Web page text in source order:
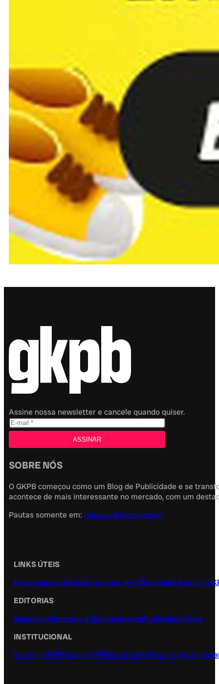
Assine nossa newsletter e cancele quando quiser.
SOBRE NÓS
O GKPB começou como um Blog de Publicidade e se
acontece de mais interessante no mercado, com um
Pautas somente em: redacao@gkpb.com.br
LINKS ÚTEIS
Envie sua pautaEncontrou um erro?RecebidosAnuncie
EDITORIAS
NegóciosAlimentos & BebidasDesignPublicidadeGeek
INSTITUCIONAL
Sobre o GKPBEquipe GKPBContatoPolítica de privacidade